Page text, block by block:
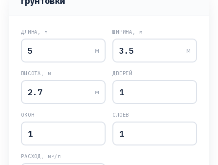
ДЛИНА, м
м
ШИРИНА, м
м
ВЫСОТА, м
м
ДВЕРЕЙ
ОКОН СЛОЕВ
РАСХОД, м²/л